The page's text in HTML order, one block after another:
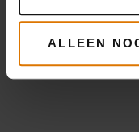
ALLEEN